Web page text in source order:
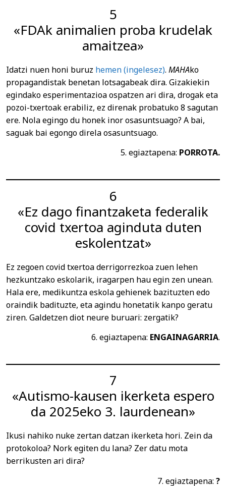
5
«FDAk animalien proba krudelak
amaitzea»
Idatzi nuen honi buruz hemen (ingelesez). MAHAko
propagandistak benetan lotsagabeak dira. Gizakiekin
egindako esperimentazioa ospatzen ari dira, drogak eta
pozoi-txertoak erabiliz, ez direnak probatuko 8 sagutan
ere. Nola egingo du honek inor osasuntsuago? A bai,
saguak bai egongo direla osasuntsuago.
5. egiaztapena: PORROTA.
6
«Ez dago finantzaketa federalik
covid txertoa aginduta duten
eskolentzat»
Ez zegoen covid txertoa derrigorrezkoa zuen lehen
hezkuntzako eskolarik, iragarpen hau egin zen unean.
Hala ere, medikuntza eskola gehienek bazituzten edo
oraindik badituzte, eta agindu honetatik kanpo geratu
ziren. Galdetzen diot neure buruari: zergatik?
6. egiaztapena: ENGAINAGARRIA.
7
«Autismo-kausen ikerketa espero
da 2025eko 3. laurdenean»
Ikusi nahiko nuke zertan datzan ikerketa hori. Zein da
protokoloa? Nork egiten du lana? Zer datu mota
berrikusten ari dira?
7. egiaztapena: ?